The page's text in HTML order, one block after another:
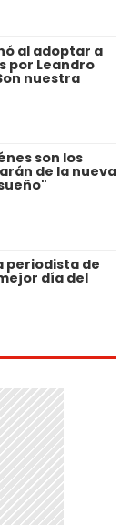
al adoptar a
por Leandro
nuestra
son los
de la nueva
periodista de
día del